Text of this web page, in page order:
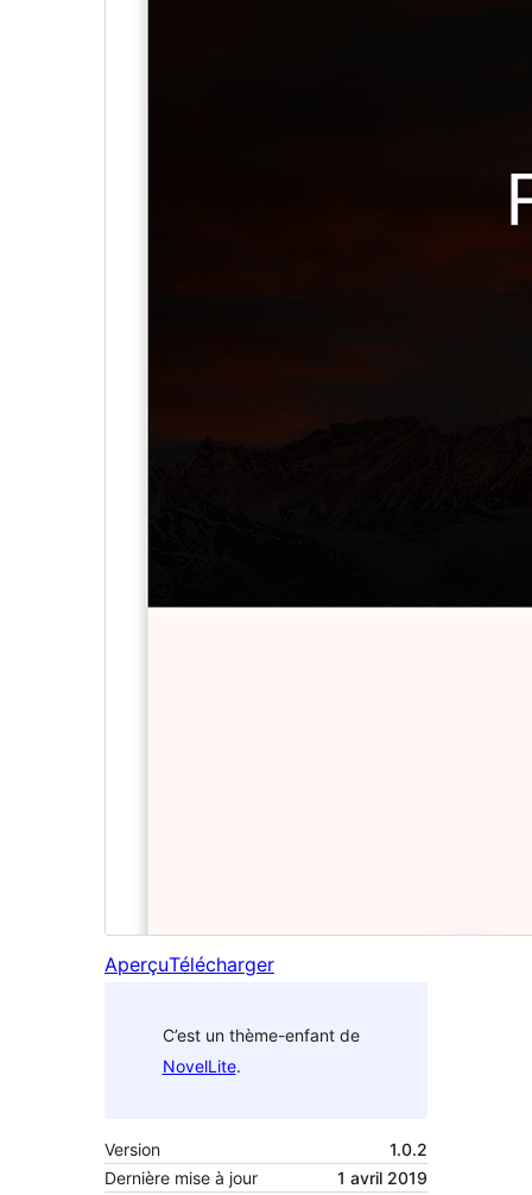
AperçuTélécharger
C’est un thème-enfant de
NovelLite.
Version
1.0.2
Dernière mise à jour
1 avril 2019